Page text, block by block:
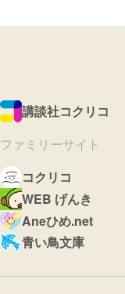
講談社コクリコ
ファミリーサイト
コクリコ
WEB げんき
Aneひめ.net
青い鳥文庫